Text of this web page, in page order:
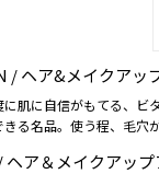
/ ヘア&メイクアッ
肌に自信がもてる、ビ
きる名品。使う程、毛穴
ヘア＆メイクアップ